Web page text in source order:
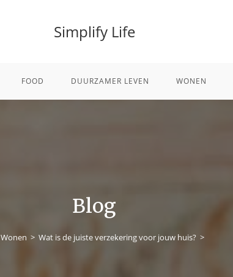
Simplify Life
FOOD DUURZAMER LEVEN WONEN
Blog
Wonen > Wat is de juiste verzekering voor jouw huis? >